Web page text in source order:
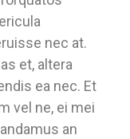
nec at.
et, altera
ea nec. Et
vel ne, ei mei
an